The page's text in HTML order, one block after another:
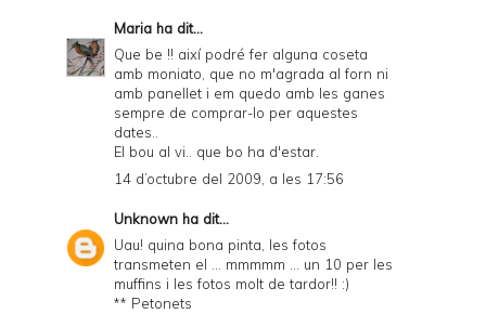
Maria ha dit...
Que be !! així podré fer alguna coseta
amb moniato, que no m'agrada al forn ni
amb panellet i em quedo amb les ganes
sempre de comprar-lo per aquestes
dates..
El bou al vi.. que bo ha d'estar.
14 d’octubre del 2009, a les 17:56
Unknown ha dit...
Uau! quina bona pinta, les fotos
transmeten el ... mmmmm ... un 10 per les
muffins i les fotos molt de tardor!! :)
** Petonets